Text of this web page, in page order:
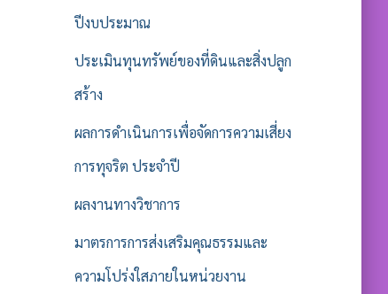
ปีงบประมาณ
ประเมินทุนทรัพย์ของที่ดินและสิ่งปลูก
สร้าง
ผลการดำเนินการเพื่อจัดการความเสี่ยง
การทุจริต ประจำปี
ผลงานทางวิชาการ
มาตรการการส่งเสริมคุณธรรมและ
ความโปร่งใสภายในหน่วยงาน